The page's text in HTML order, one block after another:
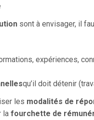
sont à envisager, il
expériences,
qu’il doit détenir
les modalités de
lafourchette de